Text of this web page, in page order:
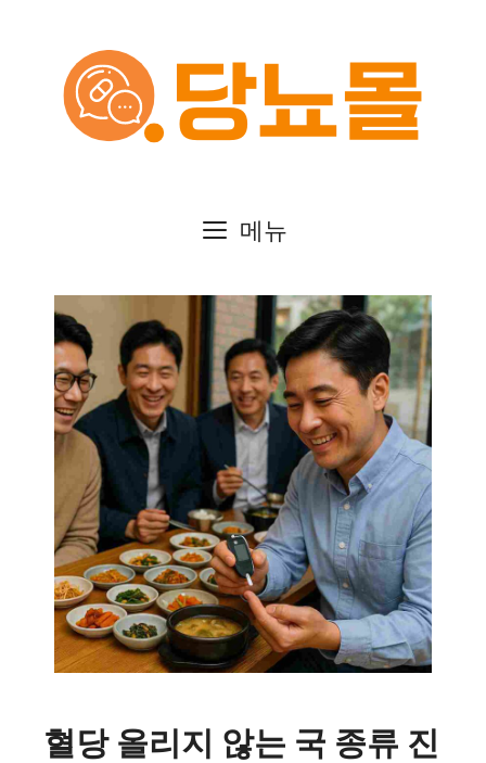
메뉴
혈당 올리지 않는 국 종류 진